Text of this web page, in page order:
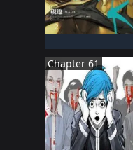
NHậT BảN
ĐANG TIếN HàNH
Chapter 61